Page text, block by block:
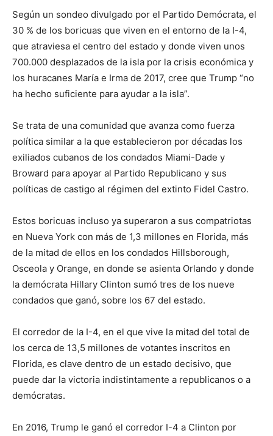
Según un sondeo divulgado por el Partido Demócrata, el
30 % de los boricuas que viven en el entorno de la I-4,
que atraviesa el centro del estado y donde viven unos
700.000 desplazados de la isla por la crisis económica y
los huracanes María e Irma de 2017, cree que Trump “no
ha hecho suficiente para ayudar a la isla”.
Se trata de una comunidad que avanza como fuerza
política similar a la que establecieron por décadas los
exiliados cubanos de los condados Miami-Dade y
Broward para apoyar al Partido Republicano y sus
políticas de castigo al régimen del extinto Fidel Castro.
Estos boricuas incluso ya superaron a sus compatriotas
en Nueva York con más de 1,3 millones en Florida, más
de la mitad de ellos en los condados Hillsborough,
Osceola y Orange, en donde se asienta Orlando y donde
la demócrata Hillary Clinton sumó tres de los nueve
condados que ganó, sobre los 67 del estado.
El corredor de la I-4, en el que vive la mitad del total de
los cerca de 13,5 millones de votantes inscritos en
Florida, es clave dentro de un estado decisivo, que
puede dar la victoria indistintamente a republicanos o a
demócratas.
En 2016, Trump le ganó el corredor I-4 a Clinton por